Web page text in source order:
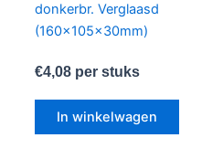
donkerbr. Verglaasd
(160x105x30mm)
€4,08per stuks
In winkelwagen